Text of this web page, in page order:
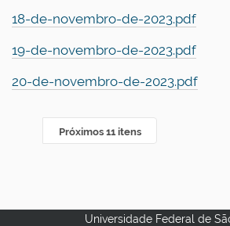
18-de-novembro-de-2023.pdf
19-de-novembro-de-2023.pdf
20-de-novembro-de-2023.pdf
Próximos 11 itens
Universidade Federal de